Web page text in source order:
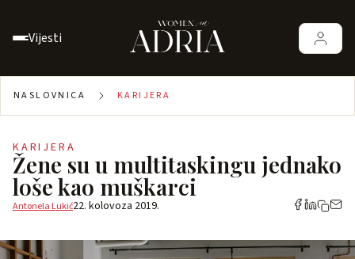
Vijesti
NASLOVNICA KARIJERA
KARIJERA
Žene su u multitaskingu jednako
loše kao muškarci
Antonela Lukić22. kolovoza 2019.